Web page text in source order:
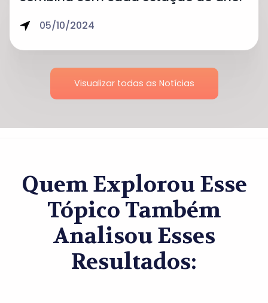
05/10/2024
Visualizar todas as Notícias
Quem Explorou Esse
Tópico Também
Analisou Esses
Resultados: